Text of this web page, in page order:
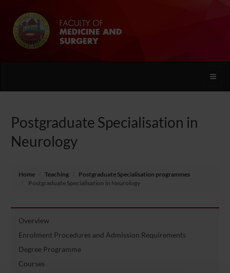
Toggle
Postgraduate Specialisation in
Neurology
Home Teaching
Postgraduate Specialisation programmes
Postgraduate Specialisation in Neurology
Overview
Enrolment Procedures and Admission Requirements
Degree Programme
Courses